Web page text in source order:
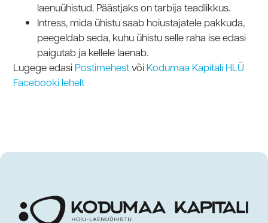
laenuühistud. Päästjaks on tarbija teadlikkus.
Intress, mida ühistu saab hoiustajatele pakkuda,
peegeldab seda, kuhu ühistu selle raha ise edasi
paigutab ja kellele laenab.
Lugege edasi Postimehestvõi Kodumaa Kapitali HLÜ
Facebooki lehelt